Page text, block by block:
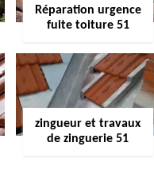
Réparation urgence
fuite toiture 51
zingueur et travaux
de zinguerie 51